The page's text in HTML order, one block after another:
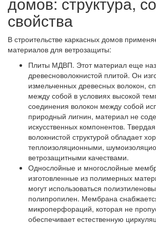
свойства
В строительстве каркасных домов
материалов для ветрозащиты:
Плиты МДВП. Этот материал еще
древесноволокнистой плитой. Он
измельченных древесных волокон,
между собой в условиях высокой
соединения волокон между собой
природный лигнин, материал не
искусственных компонентов.
волокнистой структурой обладает
теплоизоляционными,
ветрозащитными качествами.
Однослойные и многослойные
изготовленные из полимерных
могут использоваться
полипропилен. Мембрана
микроперфораций, которая не
обеспечивает естественную